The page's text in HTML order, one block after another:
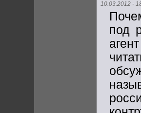
10.03.2012 -
под